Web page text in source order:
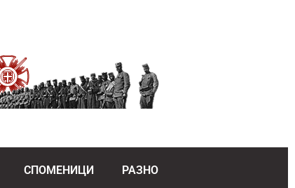
СПОМЕНИЦИ РАЗНО